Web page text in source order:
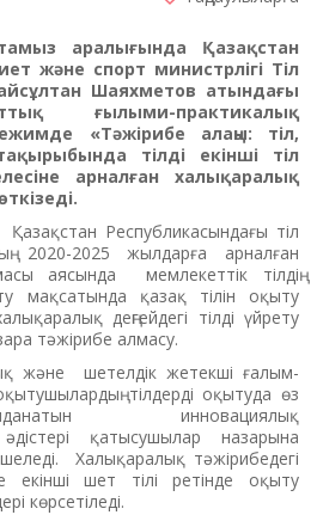
аралығында Қазақстан
және спорт министрлігі Тіл
Шаяхметов атындағы
ғылыми-практикалық
«Тәжірибе алаңы: тіл,
тілді екінші тіл
арналған халықаралық
Республикасындағы тіл
2020-2025 жылдарға арналған
аясында мемлекеттік тілдің
мақсатында қазақ тілін оқыту
деңгейдегі тілді үйрету
тәжірибе алмасу.
және шетелдік жетекші ғалым-
тілдерді оқытуда өз
инновациялық
қатысушылар назарына
Халықаралық тәжірибедегі
екінші шет тілі ретінде оқыту
көрсетіледі.